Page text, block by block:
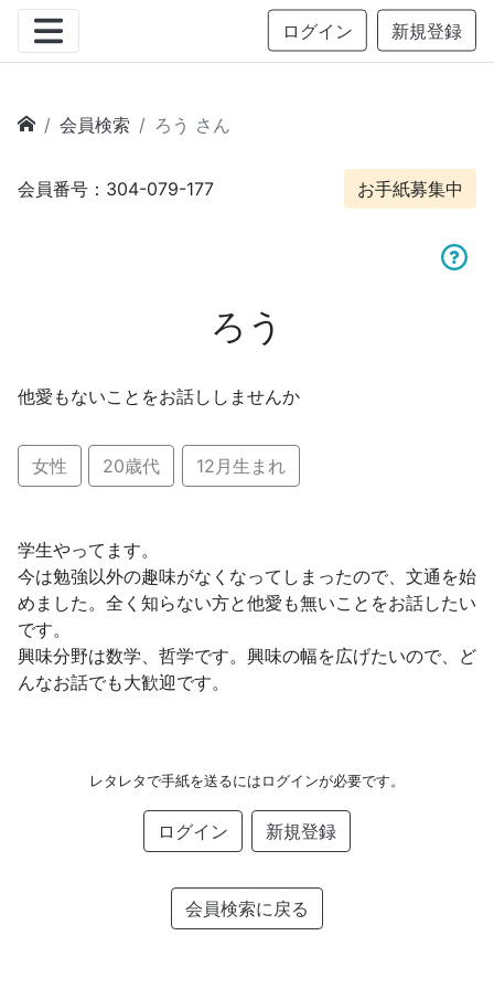
ログイン 新規登録
会員検索 ろう さん
会員番号：304-079-177 お手紙募集中
ろう
他愛もないことをお話ししませんか
女性 20歳代 12月生まれ
学生やってます。
今は勉強以外の趣味がなくなってしまったので、文通を始
めました。全く知らない方と他愛も無いことをお話したい
です。
興味分野は数学、哲学です。興味の幅を広げたいので、ど
んなお話でも大歓迎です。
レタレタで手紙を送るにはログインが必要です。
ログイン 新規登録
会員検索に戻る